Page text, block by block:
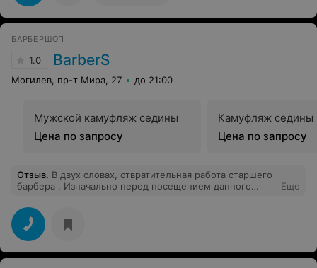
БАРБЕРШОП
1.0 BarberS
Могилев, пр-т Мира, 27 до 21:00
Мужской камуфляж седины
Цена по запросу
Камуфляж седины
Цена по запросу
Отзыв. В двух словах, отвратительная работа старшего
барбера . Изначально перед посещением данного
хотим ,нам дали ответ что все сделают так как надо .У
нас был очень хороший исходник (по длине волос ).По
итогу обкромсали со всех сторон это даже стрижкой
не назовешь .Не кому не рекомендую идти в данное
заведение. Не умеете делать сложные стрижки ,не
Еще